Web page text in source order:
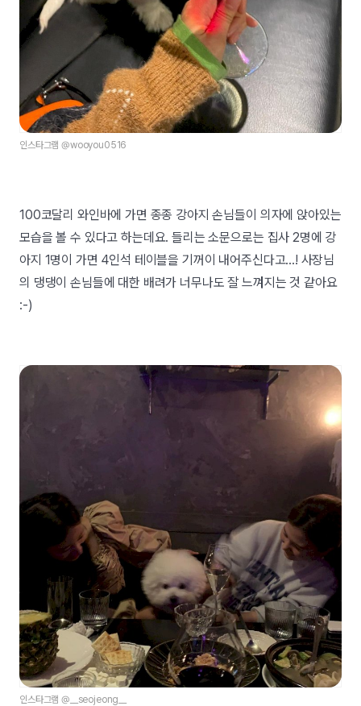
인스타그램 @wooyou0516
100코달리 와인바에 가면 종종 강아지 손님들이 의자에 앉아있는
모습을 볼 수 있다고 하는데요. 들리는 소문으로는 집사 2명에 강
아지 1명이 가면 4인석 테이블을 기꺼이 내어주신다고...! 사장님
의 댕댕이 손님들에 대한 배려가 너무나도 잘 느껴지는 것 같아요
:-)
인스타그램 @__seojeong__